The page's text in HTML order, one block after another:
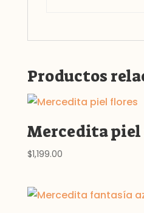
Productos
Mercedita piel
$1,199.00